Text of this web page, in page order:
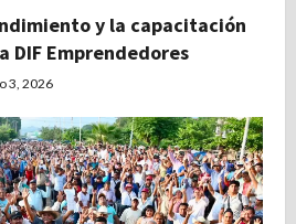
y la capacitación
DIF Emprendedores
3, 2026